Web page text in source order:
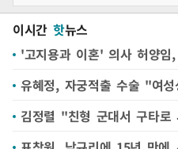
이시간 핫뉴스
'고지용과 이혼' 의사 허양임
유혜정, 자궁적출 수술 "여
김정렬 "친형 군대서 구타